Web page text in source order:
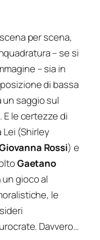
per scena,
– se si
– sia in
di bassa
un saggio sul
E le certezze di
Lei (Shirley
Rossi) e
Gaetano
gioco al
le
Davvero…